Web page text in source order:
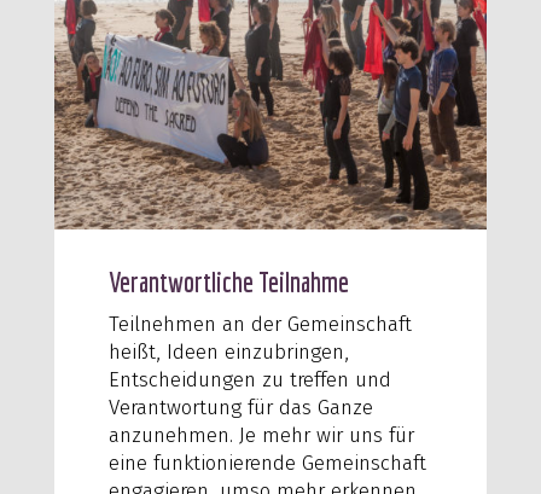
Verantwortliche Teilnahme
Teilnehmen an der Gemeinschaft
heißt, Ideen einzubringen,
Entscheidungen zu treffen und
Verantwortung für das Ganze
anzunehmen. Je mehr wir uns für
eine funktionierende Gemeinschaft